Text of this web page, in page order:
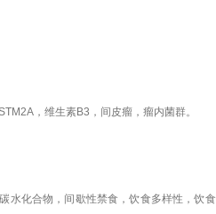
，维生素B3，间皮瘤，瘤内菌群。
水化合物，间歇性禁食，饮食多样性，饮食